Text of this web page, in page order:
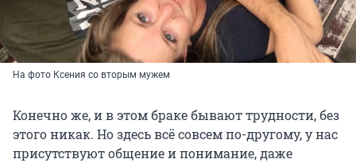
На фото Ксения со вторым мужем
Конечно же, и в этом браке бывают трудности, без
этого никак. Но здесь всё совсем по-другому, у нас
присутствуют общение и понимание, даже